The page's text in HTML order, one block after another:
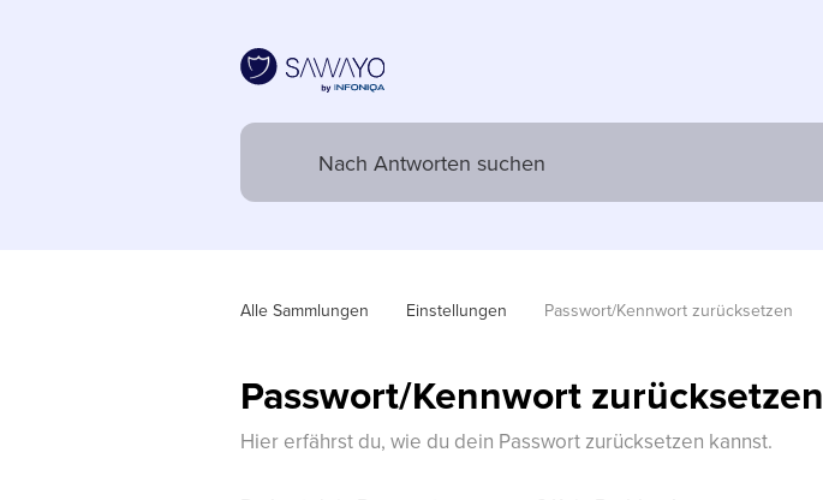
Alle Sammlungen Einstellungen Passwort/Kennwort zurücksetzen
Passwort/Kennwort zurücksetzen
Hier erfährst du, wie du dein Passwort zurücksetzen kannst.